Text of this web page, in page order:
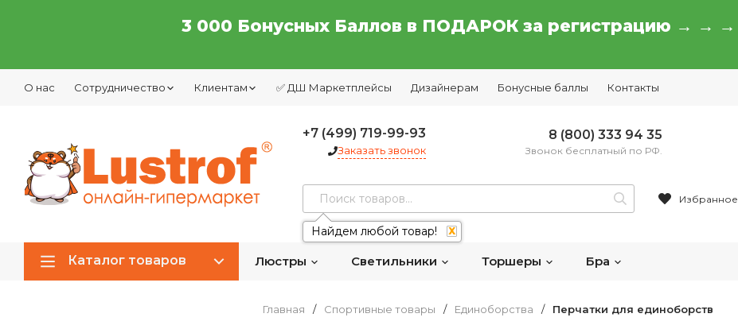
3 000 Бонусных Баллов в ПОДАРОК за регистрацию → → →
О нас Сотрудничество Клиентам ✅ ДШ Маркетплейсы Дизайнерам Бонусные баллы Контакты
+7 (499) 719-99-93
Заказать звонок
8 (800) 333 94 35
Звонок бесплатный по РФ.
Найдем любой товар! X
Избранное
Каталог товаров Люстры Светильники Торшеры Бра
Главная / Спортивные товары / Единоборства / Перчатки для единоборств